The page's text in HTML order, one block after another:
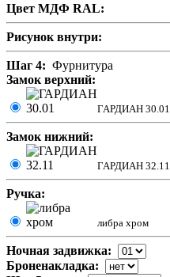
Цвет МДФ RAL:
Рисунок внутри:
Шаг 4: Фурнитура
Замок верхний:
ГАРДИАН 30.01
Замок нижний:
ГАРДИАН 32.11
Ручка:
либра хром
Ночная задвижка:
Броненакладка: